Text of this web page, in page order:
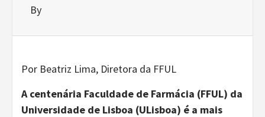
By
Por Beatriz Lima, Diretora da FFUL
A centenária Faculdade de Farmácia (FFUL) da
Universidade de Lisboa (ULisboa) é a mais